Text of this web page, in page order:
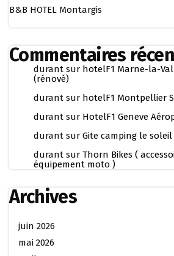
B&B HOTEL Montargis
Commentaires
durant sur hotelF1 Marne-la-
(rénové)
durant sur hotelF1 Montpellier
durant sur HotelF1 Geneve
durant sur Gite camping le
durant sur Thorn Bikes (
équipement moto )
Archives
juin 2026
mai 2026